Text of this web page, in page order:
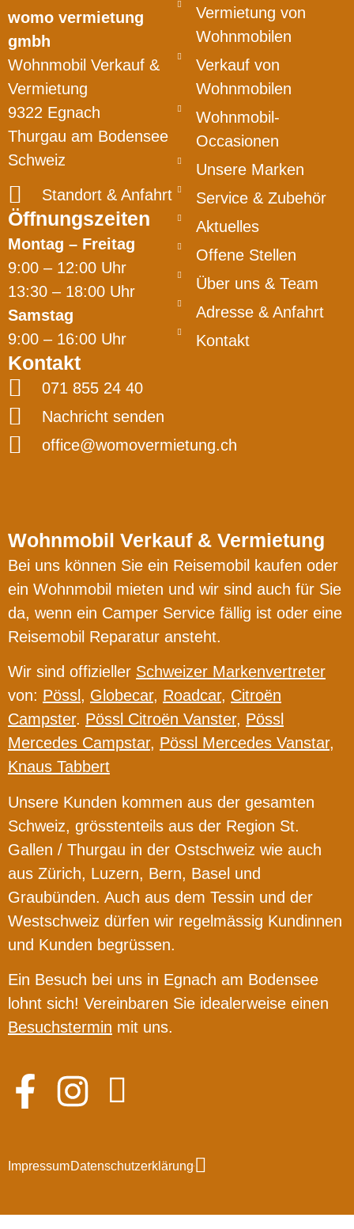
womo vermietung
gmbh
Wohnmobil Verkauf &
Vermietung
9322 Egnach
Thurgau am Bodensee
Schweiz
Standort & Anfahrt
Öffnungszeiten
Montag – Freitag
9:00 – 12:00 Uhr
13:30 – 18:00 Uhr
Samstag
9:00 – 16:00 Uhr
Kontakt
071 855 24 40
Nachricht senden
office@womovermietung.ch
Vermietung von
Wohnmobilen
Verkauf von
Wohnmobilen
Wohnmobil-
Occasionen
Unsere Marken
Service & Zubehör
Aktuelles
Offene Stellen
Über uns & Team
Adresse & Anfahrt
Kontakt
Wohnmobil Verkauf & Vermietung
Bei uns können Sie ein Reisemobil kaufen oder
ein Wohnmobil mieten und wir sind auch für Sie
da, wenn ein Camper Service fällig ist oder eine
Reisemobil Reparatur ansteht.
Wir sind offizieller Schweizer Markenvertreter
von: Pössl , Globecar, Roadcar, Citroën
Campster. Pössl Citroën Vanster, Pössl
Mercedes Campstar, Pössl Mercedes Vanstar,
Knaus Tabbert
Unsere Kunden kommen aus der gesamten
Schweiz, grösstenteils aus der Region St.
Gallen / Thurgau in der Ostschweiz wie auch
aus Zürich, Luzern, Bern, Basel und
Graubünden. Auch aus dem Tessin und der
Westschweiz dürfen wir regelmässig Kundinnen
und Kunden begrüssen.
Ein Besuch bei uns in Egnach am Bodensee
lohnt sich! Vereinbaren Sie idealerweise einen
Besuchstermin mit uns.
ImpressumDatenschutzerklärung